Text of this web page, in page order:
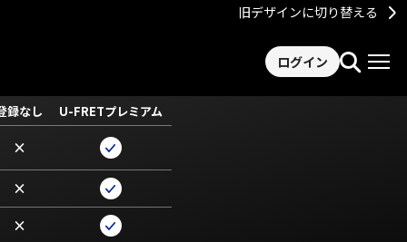
旧デザインに切り替える
ログイン
録なし U-FRETプレミアム
×
×
×